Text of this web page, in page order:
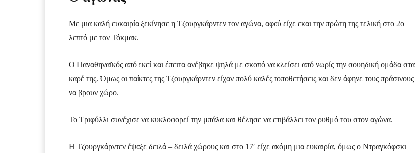
Με μια καλή ευκαιρία ξεκίνησε η Τζουργκάρντεν τον αγώνα, αφού είχε εκαι την πρώτη της τελική στο 2ο
λεπτό με τον Τόκμακ.
Ο Παναθηναϊκός από εκεί και έπειτα ανέβηκε ψηλά με σκοπό να κλείσει από νωρίς την σουηδική ομάδα στα
καρέ της. Όμως οι παίκτες της Τζουργκάρντεν είχαν πολύ καλές τοποθετήσεις και δεν άφηνε τους πράσινους
να βρουν χώρο.
Το Τριφύλλι συνέχισε να κυκλοφορεί την μπάλα και θέλησε να επιβάλλει τον ρυθμό του στον αγώνα.
Η Τζουργκάρντεν έψαξε δειλά – δειλά χώρους και στο 17′ είχε ακόμη μια ευκαιρία, όμως ο Ντραγκόφσκι